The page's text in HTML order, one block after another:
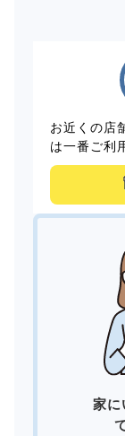
お近くの店
は一番ご利
家に